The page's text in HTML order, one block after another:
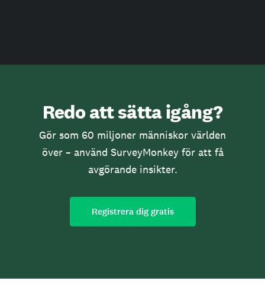
Redo att sätta igång?
Gör som 60 miljoner människor världen
över – använd SurveyMonkey för att få
avgörande insikter.
Registrera dig gratis